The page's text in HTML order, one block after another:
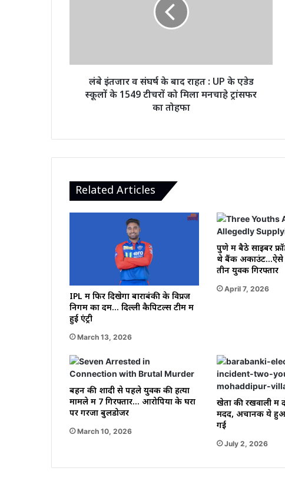
UP
टीचरों
ट्रांसफर
का
तोहफा
लंबे इंतजार व संघर्ष के बाद राहत : UP के एडेड
स्कूलों के 1549 टीचरों को मिला मनचाहे ट्रांसफर
का तोहफा
Related Articles
IPL में फिर दिखेगा बाराबंकी के विप्रज
निगम का दम… दिल्ली कैपिटल्स टीम में
हुई एंट्री
March 13, 2026
पुणे में बैठे साइबर
थे बैंक अकाउंट…ऐसे
तीन युवक गिरफ्तार
April 7, 2026
बहन की शादी से पहले युवक की हत्या
मामले में 7 गिरफ्तार… आरोपियों के घरों
पर गरजा बुलडोजर
March 10, 2026
खेतों की रखवाली में
मदद, अचानक ये
गई
July 2, 2026